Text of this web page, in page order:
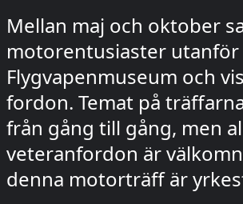
Mellan maj och oktober
motorentusiaster utanför
Flygvapenmuseum och
fordon. Temat på
från gång till gång, men
veteranfordon är
denna motorträff är